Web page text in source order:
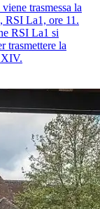
trasmessa la
RSI La1, ore 11.
RSI La1 si
trasmettere la
XIV.